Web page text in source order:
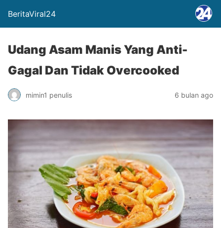
BeritaViral24
Udang Asam Manis Yang Anti-
Gagal Dan Tidak Overcooked
mimin1 penulis 6 bulan ago